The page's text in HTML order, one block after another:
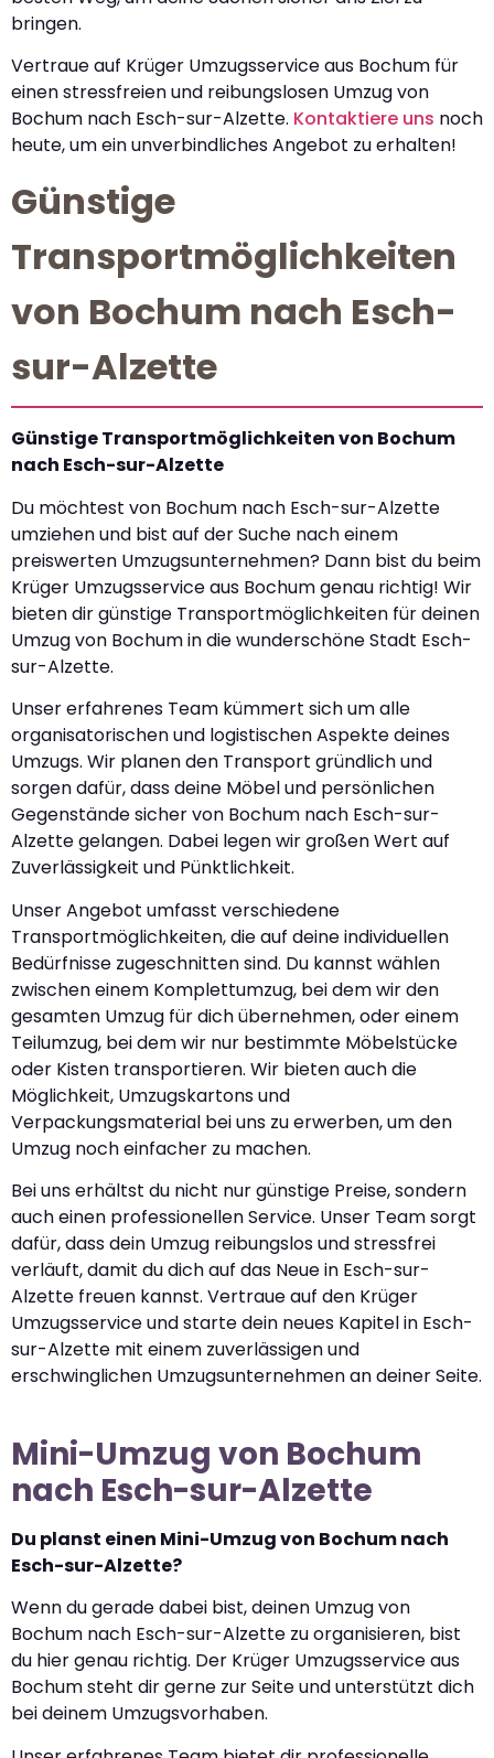
bringen.
Vertraue auf Krüger Umzugsservice aus Bochum für
einen stressfreien und reibungslosen Umzug von
Bochum nach Esch-sur-Alzette. Kontaktiere uns noch
heute, um ein unverbindliches Angebot zu erhalten!
Günstige
Transportmöglichkeiten
von Bochum nach Esch-
sur-Alzette
Günstige Transportmöglichkeiten von Bochum
nach Esch-sur-Alzette
Du möchtest von Bochum nach Esch-sur-Alzette
umziehen und bist auf der Suche nach einem
preiswerten Umzugsunternehmen? Dann bist du beim
Krüger Umzugsservice aus Bochum genau richtig! Wir
bieten dir günstige Transportmöglichkeiten für deinen
Umzug von Bochum in die wunderschöne Stadt Esch-
sur-Alzette.
Unser erfahrenes Team kümmert sich um alle
organisatorischen und logistischen Aspekte deines
Umzugs. Wir planen den Transport gründlich und
sorgen dafür, dass deine Möbel und persönlichen
Gegenstände sicher von Bochum nach Esch-sur-
Alzette gelangen. Dabei legen wir großen Wert auf
Zuverlässigkeit und Pünktlichkeit.
Unser Angebot umfasst verschiedene
Transportmöglichkeiten, die auf deine individuellen
Bedürfnisse zugeschnitten sind. Du kannst wählen
zwischen einem Komplettumzug, bei dem wir den
gesamten Umzug für dich übernehmen, oder einem
Teilumzug, bei dem wir nur bestimmte Möbelstücke
oder Kisten transportieren. Wir bieten auch die
Möglichkeit, Umzugskartons und
Verpackungsmaterial bei uns zu erwerben, um den
Umzug noch einfacher zu machen.
Bei uns erhältst du nicht nur günstige Preise, sondern
auch einen professionellen Service. Unser Team sorgt
dafür, dass dein Umzug reibungslos und stressfrei
verläuft, damit du dich auf das Neue in Esch-sur-
Alzette freuen kannst. Vertraue auf den Krüger
Umzugsservice und starte dein neues Kapitel in Esch-
sur-Alzette mit einem zuverlässigen und
erschwinglichen Umzugsunternehmen an deiner Seite.
Mini-Umzug von Bochum
nach Esch-sur-Alzette
Du planst einen Mini-Umzug von Bochum nach
Esch-sur-Alzette?
Wenn du gerade dabei bist, deinen Umzug von
Bochum nach Esch-sur-Alzette zu organisieren, bist
du hier genau richtig. Der Krüger Umzugsservice aus
Bochum steht dir gerne zur Seite und unterstützt dich
bei deinem Umzugsvorhaben.